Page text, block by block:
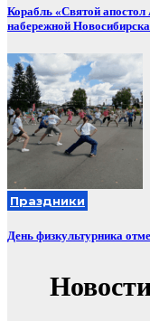
Корабль «Святой
набережной Новосибирска
Праздники
День физкультурника